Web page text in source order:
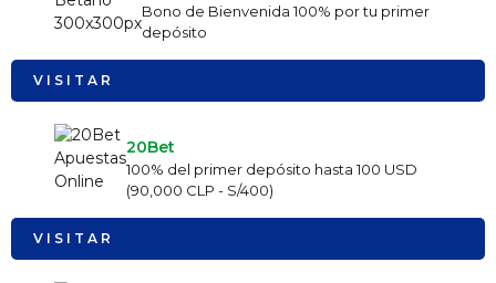
Bono de Bienvenida 100% por tu primer
depósito
VISITAR
20Bet
100% del primer depósito hasta 100 USD
(90,000 CLP - S/400)
VISITAR